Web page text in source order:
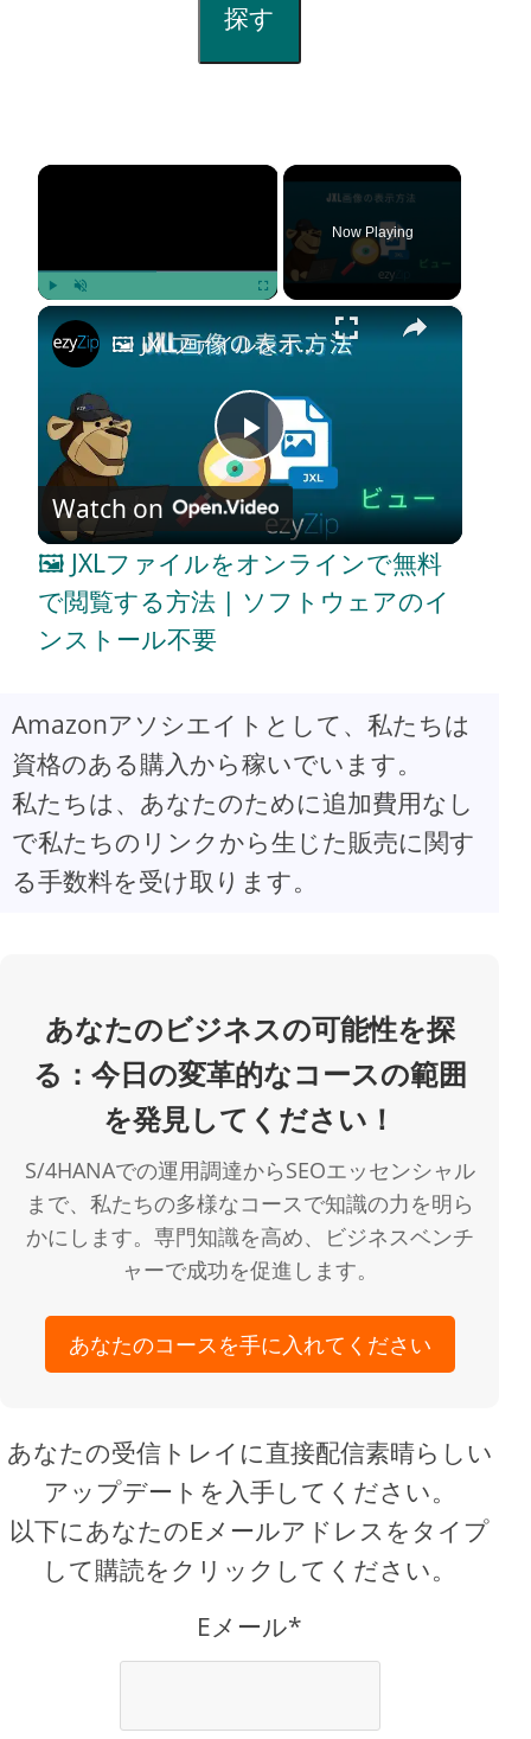
探す
×
Now Playing
×
P
l
a
V
i
d
o
🖼️ JXLファイルをオンラインで無料で閲覧する方法 | ソフトウェアのインストール不要
Watch on
🖼️ JXLファイルをオンラインで無料
で閲覧する方法 | ソフトウェアのイ
ンストール不要
Amazonアソシエイトとして、私たちは
資格のある購入から稼いでいます。
私たちは、あなたのために追加費用なし
で私たちのリンクから生じた販売に関す
る手数料を受け取ります。
あなたのビジネスの可能性を探
る：今日の変革的なコースの範囲
を発見してください！
S/4HANAでの運用調達からSEOエッセンシャル
まで、私たちの多様なコースで知識の力を明ら
かにします。専門知識を高め、ビジネスベンチ
ャーで成功を促進します。
あなたのコースを手に入れてください
あなたの受信トレイに直接配信素晴らしい
アップデートを入手してください。
以下にあなたのEメールアドレスをタイプ
して購読をクリックしてください。
Eメール*